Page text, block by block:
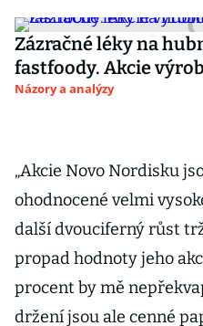
Zázračné léky na
fastfoody. Akcie
Názory a analýzy
„Akcie Novo Nordisku
ohodnocené velmi
další dvouciferný růst
propad hodnoty jeho
procent by mě
držení jsou ale cenné